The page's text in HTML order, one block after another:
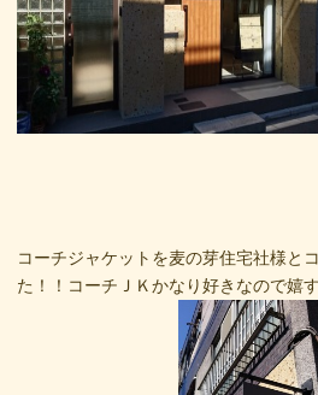
コーチジャケットを麦の芽住宅社様と
た！！コーチＪＫかなり好きなので嬉